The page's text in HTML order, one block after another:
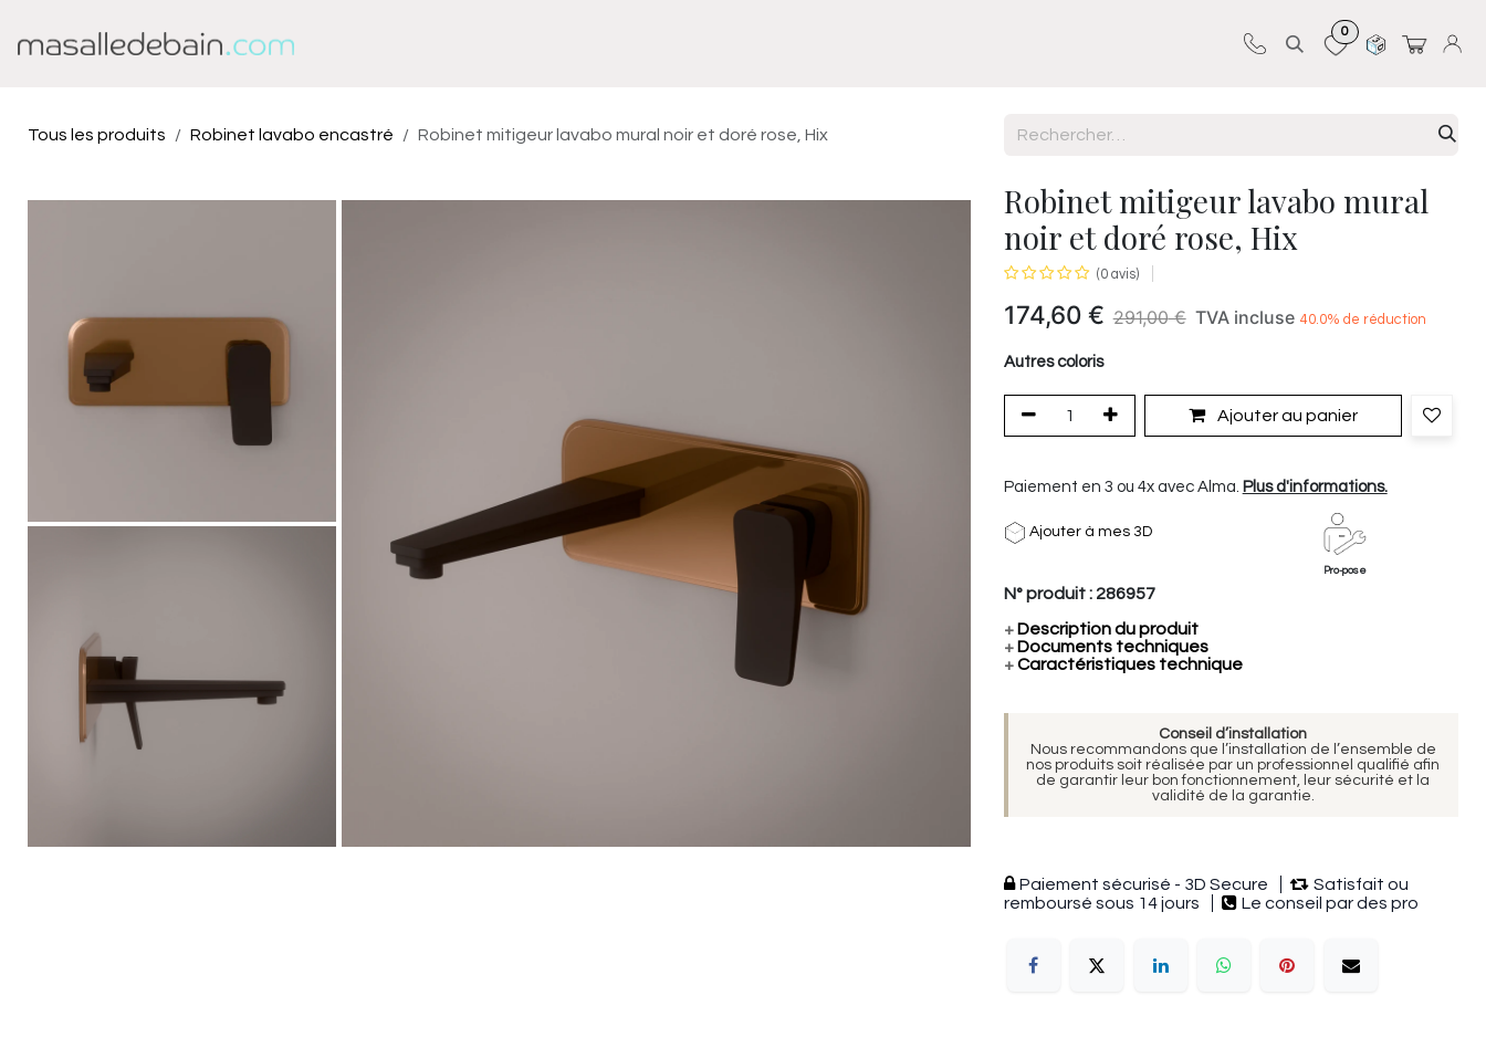
0
Tous les produits Robinet lavabo encastré Robinet mitigeur lavabo mural noir et doré rose, Hix
Robinet mitigeur lavabo mural
noir et doré rose, Hix
(0 avis)
174,60€ 291,00€ TVA incluse 40.0% de réduction
Autres coloris
Ajouter au panier
Paiement en 3 ou 4x avec Alma. Plus d'informations.
Ajouter à mes 3D
Pro-pose
N° produit : 286957
+Description du produit
+Documents techniques
+Caractéristiques technique
Conseil d’installation
Nous recommandons que l’installation de l’ensemble de
nos produits soit réalisée par un professionnel qualifié afin
de garantir leur bon fonctionnement, leur sécurité et la
validité de la garantie.
Paiement sécurisé - 3D Secure
Satisfait ou
remboursé sous 14 jours
Le conseil par des pro